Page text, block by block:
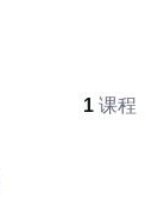
1 课程